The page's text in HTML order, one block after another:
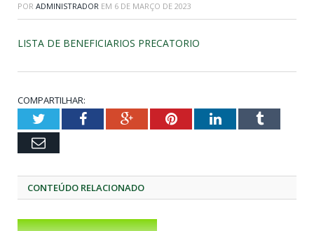
POR ADMINISTRADOR EM 6 DE MARÇO DE 2023
LISTA DE BENEFICIARIOS PRECATORIO
COMPARTILHAR:
TwitterFacebookGoogle+PinterestLinkedInTumblr
Email
CONTEÚDO RELACIONADO